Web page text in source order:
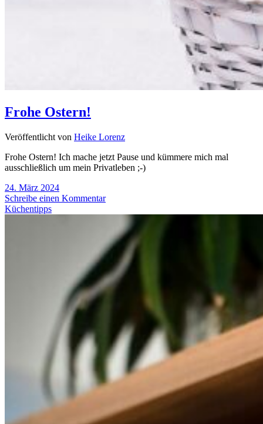
Frohe Ostern!
Veröffentlicht von Heike Lorenz
Frohe Ostern! Ich mache jetzt Pause und kümmere mich mal
ausschließlich um mein Privatleben ;-)
24. März 2024
Schreibe einen Kommentar
Küchentipps